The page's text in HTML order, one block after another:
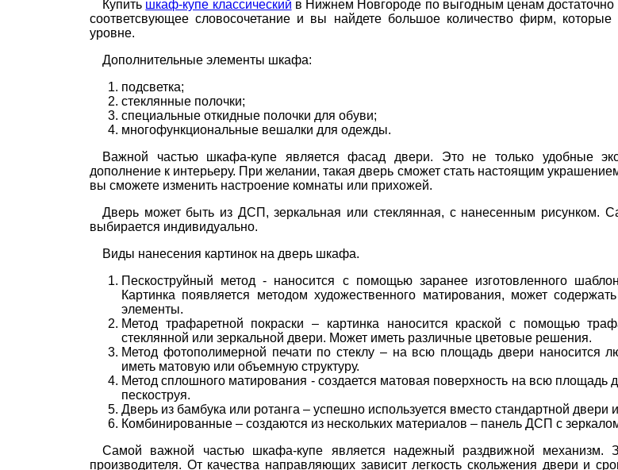
Купить шкаф-купе классический в Нижнем Новгороде по выгодным ценам достаточно
соответсвующее словосочетание и вы найдете большое количество фирм,
уровне.
Дополнительные элементы шкафа:
подсветка;
стеклянные полочки;
специальные откидные полочки для обуви;
многофункциональные вешалки для одежды.
Важной частью шкафа-купе является фасад двери. Это не только удобные
дополнение к интерьеру. При желании, такая дверь сможет стать настоящим
вы сможете изменить настроение комнаты или прихожей.
Дверь может быть из ДСП, зеркальная или стеклянная, с нанесенным рисунком.
выбирается индивидуально.
Виды нанесения картинок на дверь шкафа.
Пескоструйный метод - наносится с помощью заранее изготовленного
Картинка появляется методом художественного матирования, может
элементы.
Метод трафаретной покраски – картинка наносится краской с помощью
стеклянной или зеркальной двери. Может иметь различные цветовые решения.
Метод фотополимерной печати по стеклу – на всю площадь двери наносится
иметь матовую или объемную структуру.
Метод сплошного матирования - создается матовая поверхность на всю площадь
пескоструя.
Дверь из бамбука или ротанга – успешно используется вместо стандартной двери
Комбинированные – создаются из нескольких материалов – панель ДСП с
Самой важной частью шкафа-купе является надежный раздвижной механизм.
производителя. От качества направляющих зависит легкость скольжения двери и